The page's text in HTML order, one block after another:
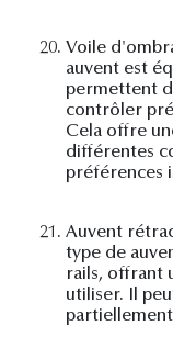
20. Voile
auvent est
permettent
contrôler
Cela offre
différentes
préférences
21. Auvent
type de
rails, offrant
utiliser. Il